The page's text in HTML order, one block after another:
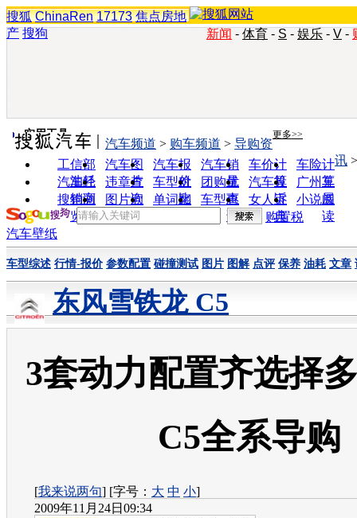
搜狐 ChinaRen 17173 焦点房地
产 搜狗 新闻 - 体育 - S - 娱乐 - V -
实用工具 更多>>
工信部
油耗
汽车图
片
汽车报
价
汽车销
量
车价计
算
车险计
算
汽车经
销商
违章查
询
车型对
比
团购优
惠
汽车投
诉
广州车
展
搜狗浏
览器
图片欣
赏
单词翻
车型查
询
女人宝
典
小说阅
读
汽车频道 > 购车频道 > 导购资
讯
购置税
汽车壁纸
车型综述 行情-报价 参数配置 碰撞测试 图片 图解 点评 保养 油耗 文章
东风雪铁龙 C5
3套动力配置齐选择
C5全系导购
[我来说两句] [字号： 大 中 小]
2009年11月24日09:34